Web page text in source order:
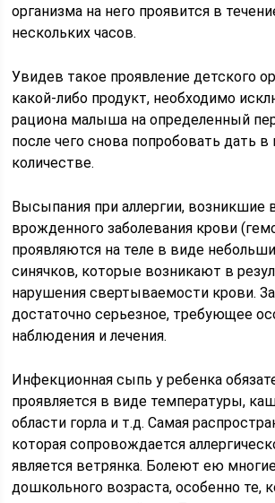
организма на него проявится в
нескольких часов.
Увидев такое проявление детского
какой-либо продукт, необходимо
рациона малыша на определенный
после чего снова попробовать дать
количестве.
Высыпания при аллергии, возникшие
врожденного заболевания крови
проявляются на теле в виде
синячков, которые возникают в
нарушения свертываемости крови.
достаточно серьезное, требующее
наблюдения и лечения.
Инфекционная сыпь у ребенка
проявляется в виде температуры,
области горла и т.д. Самая
которая сопровождается
является ветрянка. Болеют ею
дошкольного возраста, особенно те,